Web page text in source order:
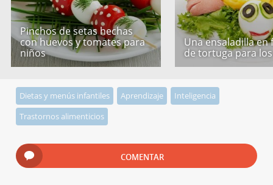
Pinchos de setas hechas
con huevos y tomates para
niños
Una ensaladilla en
de tortuga para
Dietas y menús infantiles Aprendizaje
Inteligencia
Trastornos alimenticios
COMENTAR